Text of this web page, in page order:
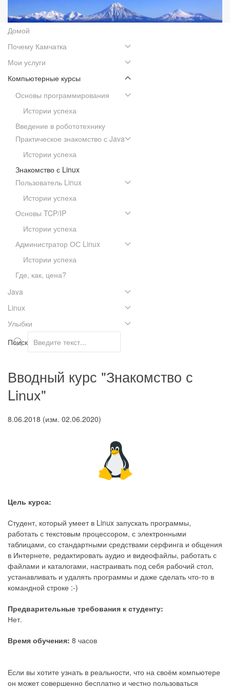
Вводный курс "Знакомство с
Linux"
8.06.2018 (изм. 02.06.2020)
Цель курса:
Студент, который умеет в Linux запускать программы,
работать с текстовым процессором, с электронными
таблицами, со стандартными средствами серфинга и общения
в Интернете, редактировать аудио и видеофайлы, работать с
файлами и каталогами, настраивать под себя рабочий стол,
устанавливать и удалять программы и даже сделать что-то в
командной строке :-)
Предварительные требования к студенту:
Нет.
Время обучения: 8 часов
Если вы хотите узнать в реальности, что на своём компьютере
он может совершенно бесплатно и честно пользоваться
Домой
Почему Камчатка
Мои услуги
Компьютерные курсы
Основы программирования
Истории успеха
Введение в робототехнику
Практическое знакомство с Java
Истории успеха
Знакомство с Linux
Пользователь Linux
Истории успеха
Основы TCP/IP
Истории успеха
Администратор ОС Linux
Истории успеха
Где, как, цена?
Java
Linux
Улыбки
Поиск